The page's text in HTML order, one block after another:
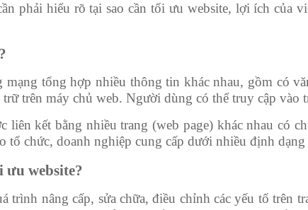
phải hiểu rõ tại sao cần tối ưu website, lợi ích của
mạng tổng hợp nhiều thông tin khác nhau, gồm có
trên máy chủ web. Người dùng có thể truy cập vào
liên kết bằng nhiều trang (web page) khác nhau có
tổ chức, doanh nghiệp cung cấp dưới nhiều định dạng
ưu website?
trình nâng cấp, sửa chữa, điều chỉnh các yếu tố trên